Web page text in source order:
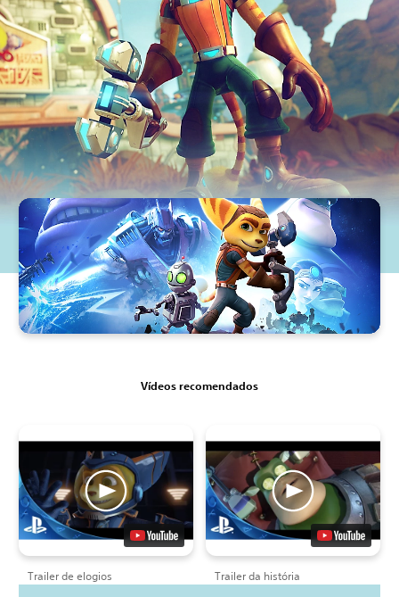
Vídeos recomendados
Trailer de elogios Trailer da história